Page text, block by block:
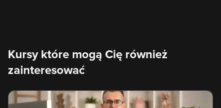
Kursy które mogą Cię również
zainteresować